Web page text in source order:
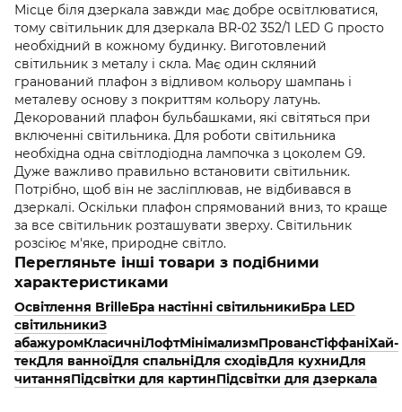
Місце біля дзеркала завжди має добре освітлюватися,
тому світильник для дзеркала BR-02 352/1 LED G просто
необхідний в кожному будинку. Виготовлений
світильник з металу і скла. Має один скляний
гранований плафон з відливом кольору шампань і
металеву основу з покриттям кольору латунь.
Декорований плафон бульбашками, які світяться при
включенні світильника. Для роботи світильника
необхідна одна світлодіодна лампочка з цоколем G9.
Дуже важливо правильно встановити світильник.
Потрібно, щоб він не засліплював, не відбивався в
дзеркалі. Оскільки плафон спрямований вниз, то краще
за все світильник розташувати зверху. Світильник
розсіює м'яке, природне світло.
Перегляньте інші товари з подібними
характеристиками
Освітлення BrilleБра настінні світильникиБра LED
світильникиЗ
абажуромКласичніЛофтМінімализмПровансТіффаніХай-
текДля ванноїДля спальніДля сходівДля кухниДля
читанняПідсвітки для картинПідсвітки для дзеркала